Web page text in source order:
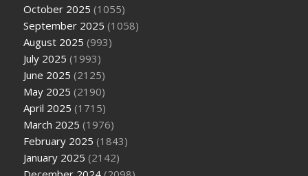
October 2025 (1055)
September 2025 (1058)
August 2025 (993)
July 2025 (1993)
June 2025 (2125)
May 2025 (2190)
April 2025 (1715)
March 2025 (1976)
February 2025 (1843)
January 2025 (2142)